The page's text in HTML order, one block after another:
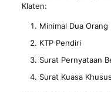
Klaten:
Minimal Dua Orang
KTP Pendiri
Surat Pernyataan
Surat Kuasa Khusus